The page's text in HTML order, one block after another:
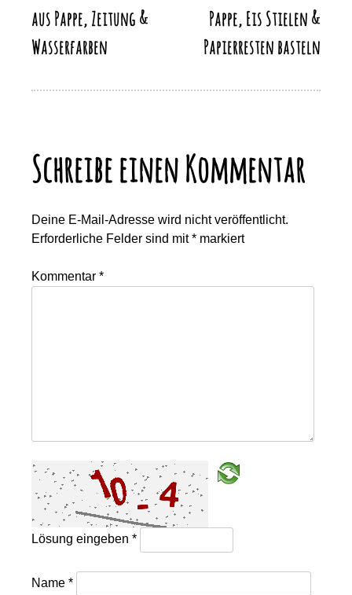
aus Pappe, Zeitung &
Wasserfarben
Pappe, Eis Stielen &
Papierresten basteln
Schreibe einen Kommentar
Deine E-Mail-Adresse wird nicht veröffentlicht.
Erforderliche Felder sind mit* markiert
Kommentar*
Lösung eingeben*
Name*